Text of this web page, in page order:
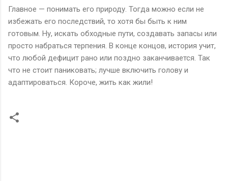
Главное — понимать его природу. Тогда можно если не
избежать его последствий, то хотя бы быть к ним
готовым. Ну, искать обходные пути, создавать запасы или
просто набраться терпения. В конце концов, история учит,
что любой дефицит рано или поздно заканчивается. Так
что не стоит паниковать; лучше включить голову и
адаптироваться. Короче, жить как жили!